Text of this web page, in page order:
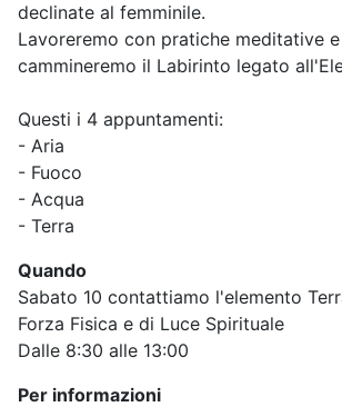
declinate al femminile.
Lavoreremo con pratiche meditative
cammineremo il Labirinto legato
Questi i 4 appuntamenti:
- Aria
- Fuoco
- Acqua
- Terra
Quando
Sabato 10 contattiamo l'elemento
Forza Fisica e di Luce Spirituale
Dalle 8:30 alle 13:00
Per informazioni